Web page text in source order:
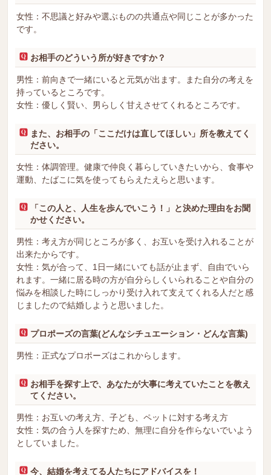
女性：不思議と好みや選ぶものの共通点や同じことが多かった
です。
お相手のどういう所が好きですか？
男性：前向きで一緒にいると元気が出ます。また自分の考えを
持っているところです。
女性：優しく賢い、男らしく甘えさせてくれるところです。
また、お相手の「ここだけは直してほしい」所を教えてく
ださい。
女性：体調管理。健康で仲良く暮らしていきたいから、食事や
運動、たばこに気を使ってもらえたえらと思います。
「この人と、人生を歩んでいこう！」と決めた理由をお聞
かせください。
男性：考え方が同じところが多く、お互いを受け入れることが
出来たからです。
女性：気が合って、1日一緒にいても話が止まず、自由でいら
れます。一緒に居る時の方が自分らしくいられることや自分の
悩みを相談した時にしっかり受け入れて支えてくれる人だと感
じましたので結婚しようと思いました。
プロポーズの言葉(どんなシチュエーション・どんな言葉)
男性：正式なプロポーズはこれからします。
お相手を探す上で、あなたが大事に考えていたことを教え
てください。
男性：お互いの考え方、子ども、ペットに対する考え方
女性：気の合う人を探すため、無理に自分を作らないでいよう
としていました。
今、結婚を考えてる人たちにアドバイスを！